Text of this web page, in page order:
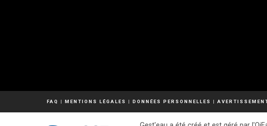
FAQ | MENTIONS LÉGALES | DONNÉES PERSONNELLES |